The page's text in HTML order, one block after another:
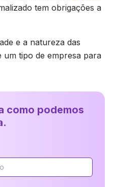
tem obrigações a
e a natureza das
um tipo de empresa para
como podemos